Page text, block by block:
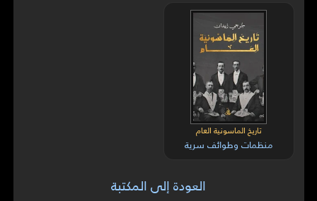
تاريخ الماسونية العام
منظمات وطوائف سرية
العودة إلى المكتبة